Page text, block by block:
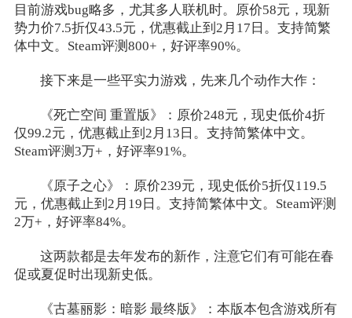
目前游戏bug略多，尤其多人联机时。原价58元，现新
势力价7.5折仅43.5元，优惠截止到2月17日。支持简繁
体中文。Steam评测800+，好评率90%。
接下来是一些平实力游戏，先来几个动作大作：
《死亡空间 重置版》：原价248元，现史低价4折
仅99.2元，优惠截止到2月13日。支持简繁体中文。
Steam评测3万+，好评率91%。
《原子之心》：原价239元，现史低价5折仅119.5
元，优惠截止到2月19日。支持简繁体中文。Steam评测
2万+，好评率84%。
这两款都是去年发布的新作，注意它们有可能在春
促或夏促时出现新史低。
《古墓丽影：暗影 最终版》：本版本包含游戏所有